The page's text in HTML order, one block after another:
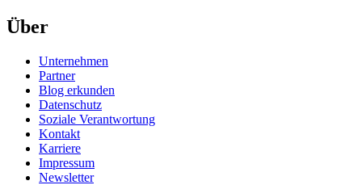
Über
Unternehmen
Partner
Blog erkunden
Datenschutz
Soziale Verantwortung
Kontakt
Karriere
Impressum
Newsletter